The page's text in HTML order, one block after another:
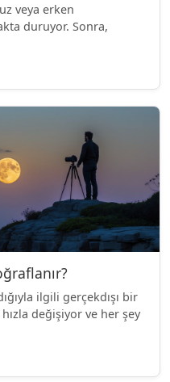
veya erken
duruyor. Sonra,
ilgili gerçekdışı bir
değişiyor ve her şey